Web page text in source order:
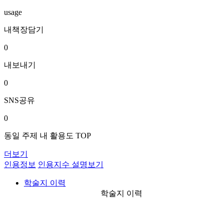
usage
내책장담기
0
내보내기
0
SNS공유
0
동일 주제 내 활용도 TOP
더보기
인용정보 인용지수 설명보기
학술지 이력
학술지 이력